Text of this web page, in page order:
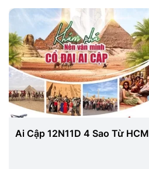
Ai Cập 12N11D 4 Sao Từ HCM